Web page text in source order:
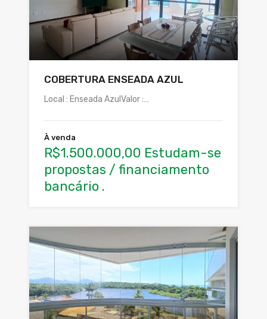
COBERTURA ENSEADA AZUL
Local : Enseada AzulValor :…
À venda
R$1.500.000,00 Estudam-se
propostas / financiamento
bancário .